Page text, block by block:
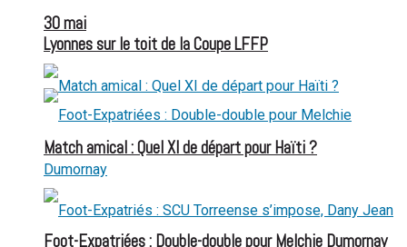
Lyonnes sur le toit de la Coupe LFFP
Foot-Expatriées : Double-double pour Melchie Dumornay
30 mai
Match amical : Quel XI de départ pour Haïti ?